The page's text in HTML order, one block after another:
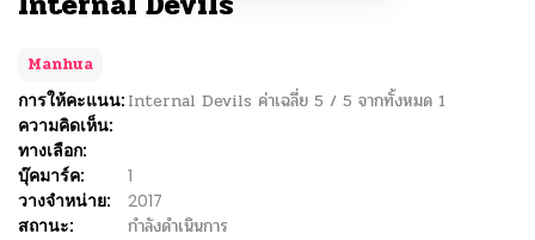
Manhua
การให้คะแนน: Internal Devils ค่าเฉลี่ย 5 / 5 จากทั้งหมด 1
ความคิดเห็น:
ทางเลือก:
บุ๊คมาร์ค:
1
วางจำหน่าย:
2017
สถานะ:
กำลังดำเนินการ